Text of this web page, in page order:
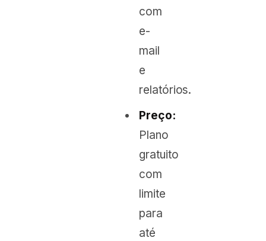
com
e-
mail
e
relatórios.
Preço:
Plano
gratuito
com
limite
para
até